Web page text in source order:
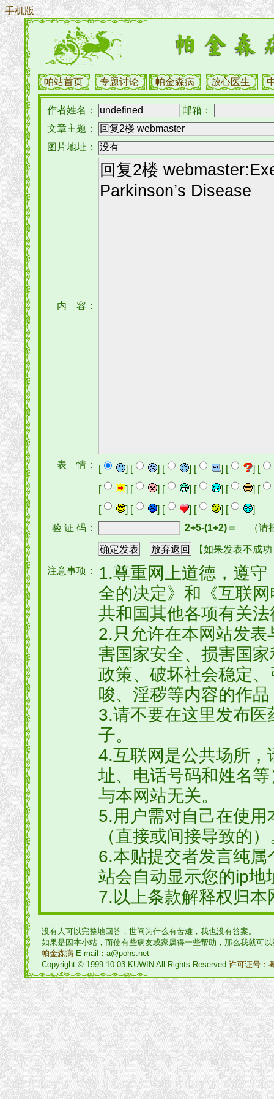
手机版
帕站首页 专题讨论 帕金森病 放心医生
作者姓名：
邮箱：
文章主题：
图片地址：
内 容：
表 情： [ ] [ ] [ ] [ ] [
] [
[
] [ ] [ ] [ ] [
] [
[
] [ ] [ ] [ ] [
]
验 证 码：
2+5-(1+2)＝ （
【如果发表不成
注意事项：
1.尊重网上道德，遵
全的决定》和《互联
共和国其他各项有关
2.只允许在本网站发
害国家安全、损害国
政策、破坏社会稳定
唆、淫秽等内容的作品
3.请不要在这里发布
子。
4.互联网是公共场所
址、电话号码和姓名
与本网站无关。
5.用户需对自己在使
（直接或间接导致的
6.本贴提交者发言纯
站会自动显示您的ip地
7.以上条款解释权归本
没有人可以完整地回答，世间为什么有苦难，我也没有答案。
如果是因本小站，而使有些病友或家属得一些帮助，那么我就可
帕金森病 E-mail：a@pohs.net
Copyright © 1999.10.03 KUWIN All Rights Reserved.许可证号：